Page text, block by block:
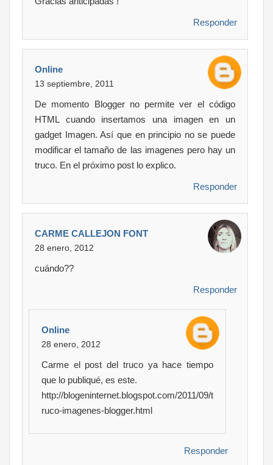
Responder
Online
13 septiembre, 2011
De momento Blogger no permite ver el código
HTML cuando insertamos una imagen en un
gadget Imagen. Así que en principio no se puede
modificar el tamaño de las imagenes pero hay un
truco. En el próximo post lo explico.
Responder
CARME CALLEJON FONT
28 enero, 2012
cuándo??
Responder
Online
28 enero, 2012
Carme el post del truco ya hace tiempo
que lo publiqué, es este.
http://blogeninternet.blogspot.com/2011/09/t
ruco-imagenes-blogger.html
Responder